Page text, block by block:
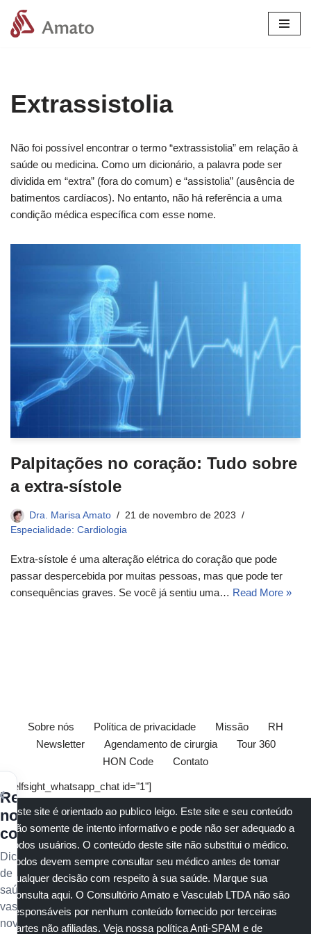
Pular
Extrassistolia
Não foi possível encontrar o termo “extrassistolia” em relação à
saúde ou medicina. Como um dicionário, a palavra pode ser
dividida em “extra” (fora do comum) e “assistolia” (ausência de
batimentos cardíacos). No entanto, não há referência a uma
condição médica específica com esse nome.
Palpitações no coração: Tudo sobre
a extra-sístole
Dra. Marisa Amato
21 de novembro de 2023
Especialidade: Cardiologia
Extra-sístole é uma alteração elétrica do coração que pode
passar despercebida por muitas pessoas, mas que pode ter
consequências graves. Se você já sentiu uma… Read More »
Sobre nós Política de privacidade Missão
RH
Newsletter
Agendamento de cirurgia
Tour 360
HON Code
Contato
[elfsight_whatsapp_chat id="1"]
Este site é orientado ao publico leigo. Este site e seu conteúdo
são somente de intento informativo e pode não ser adequado a
todos usuários. O conteúdo deste site não substitui o médico.
Todos devem sempre consultar seu médico antes de tomar
qualquer decisão com respeito à sua saúde. Marque sua
consulta aqui. O Consultório Amato e Vasculab LTDA não são
responsáveis por nenhum conteúdo fornecido por terceiras
partes não afiliadas. Veja nossa política Anti-SPAM e de
Receba
nossos
conteúdos
Dicas
de
saúde
vascular,
novidades